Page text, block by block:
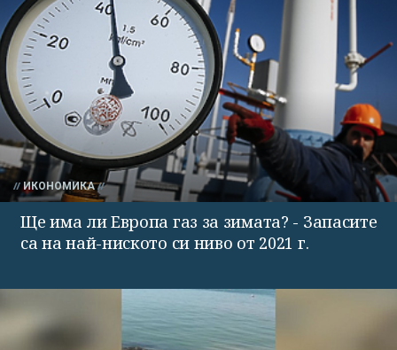
ИКОНОМИКА
Ще има ли Европа газ за зимата? - Запасите
са на най-ниското си ниво от 2021 г.